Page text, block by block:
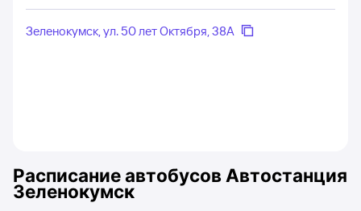
Зеленокумск, ул. 50 лет Октября, 38А
Расписание автобусов Автостанция
Зеленокумск